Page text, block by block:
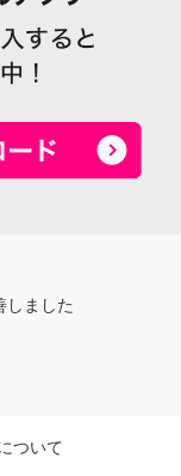
しました
ついて